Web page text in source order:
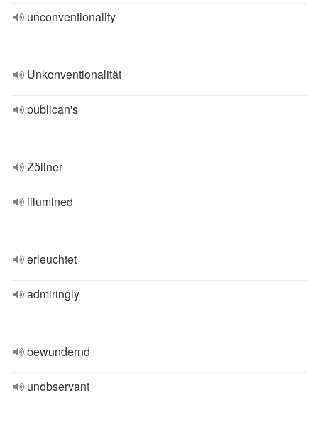
unconventionality
Unkonventionalität
publican's
Zöllner
illumined
erleuchtet
admiringly
bewundernd
unobservant